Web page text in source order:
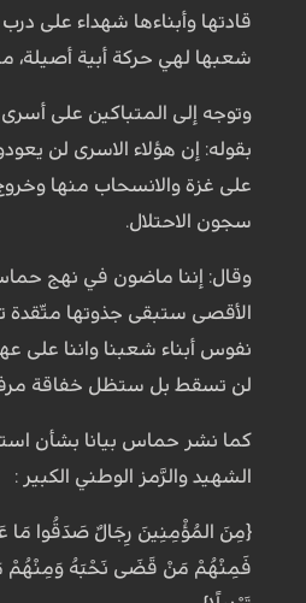
قادتها وأبناءها شهداء على
شعبها لهي حركة أبية أصيلة،
وتوجه إلى المتباكين على أسرى
بقوله: إن هؤلاء الاسرى لن
على غزة والانسحاب منها
سجون الاحتلال.
وقال: إننا ماضون في نهج
الأقصى ستبقى جذوتها متّقدة
نفوس أبناء شعبنا واننا على
لن تسقط بل ستظل خفاقة
كما نشر حماس بيانا بشأن
الشهيد والرَّمز الوطني الكبير :
{مِنَ المُؤْمِنِينَ رِجَالٌ صَدَقُوا مَا
فَمِنْهُمْ مَنْ قَضَى نَحْبَهُ وَمِنْهُمْ